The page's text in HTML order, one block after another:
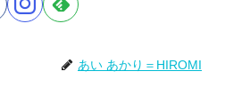
あい あかり＝HIROMI